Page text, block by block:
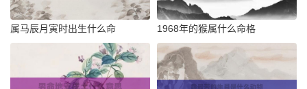
属马辰月寅时出生什么命 1968年的猴属什么命格